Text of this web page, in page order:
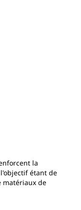
la
étant de
matériaux de